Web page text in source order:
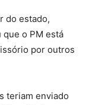
do estado,
o PM está
por outros
teriam enviado